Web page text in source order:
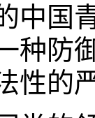
中国
种防
性的